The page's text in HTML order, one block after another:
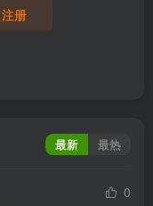
注册
最新 最热
0